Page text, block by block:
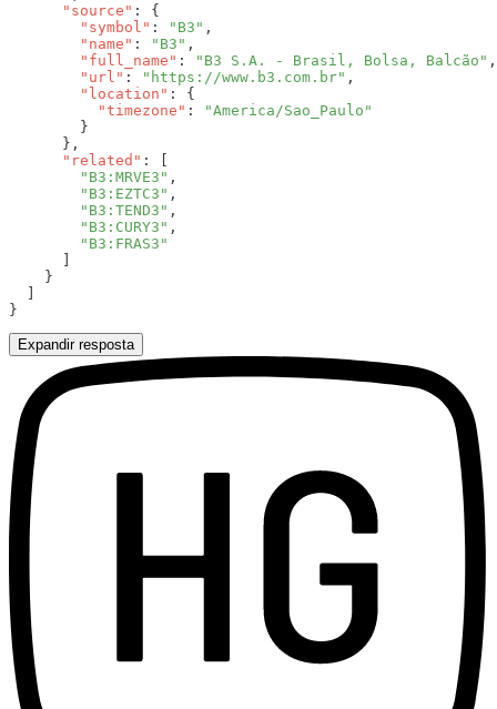
      "source"
        "symbol"
: "B3"
        "name"
: "B3"
        "full_name"
:
"B3 S.A. - Brasil, Bolsa, Balcão"
        "url"
: "https://www.b3.com.br"
        "location"
          "timezone"
:
      "related"
        "B3:MRVE3"
        "B3:EZTC3"
        "B3:TEND3"
        "B3:CURY3"
Expandir resposta